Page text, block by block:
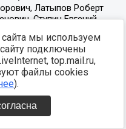
мы используем
подключены
top.mail.ru,
файлы cookies
).